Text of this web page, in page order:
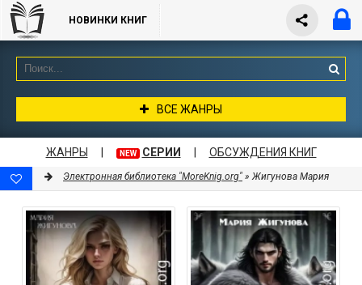
НОВИНКИ КНИГ
ВСЕ ЖАНРЫ
ЖАНРЫ NEW СЕРИИ ОБСУЖДЕНИЯ КНИГ
Электронная библиотека "MoreKnig.org" » Жигунова Мария